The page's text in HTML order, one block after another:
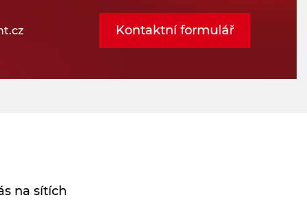
Kontaktní formulář
na sítích